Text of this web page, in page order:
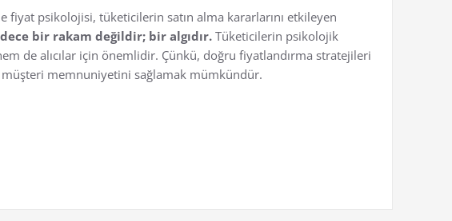
fiyat psikolojisi, tüketicilerin satın alma kararlarını etkileyen
bir rakam değildir; bir algıdır.Tüketicilerin psikolojik
de alıcılar için önemlidir. Çünkü, doğru fiyatlandırma stratejileri
müşteri memnuniyetini sağlamak mümkündür.